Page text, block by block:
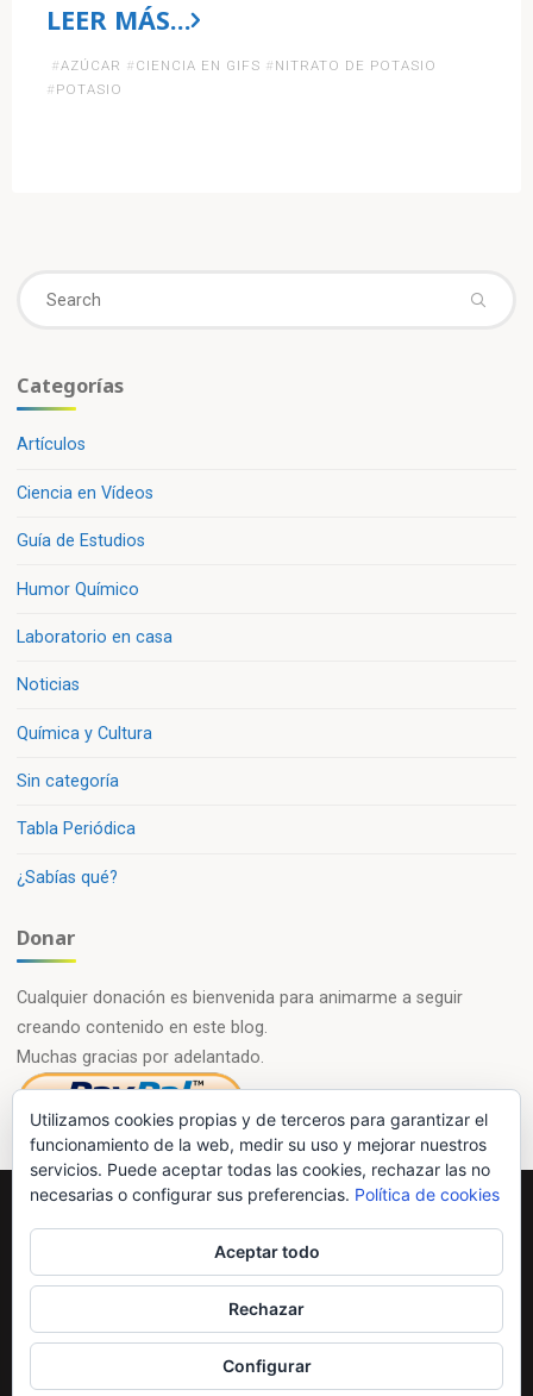
LEER MÁS…
«Bomba
y
#AZÚCAR # CIENCIA EN GIFS # NITRATO DE POTASIO
# POTASIO
Categorías
Artículos
Ciencia en Vídeos
Guía de Estudios
Humor Químico
Laboratorio en casa
Noticias
Química y Cultura
Sin categoría
Tabla Periódica
¿Sabías qué?
Donar
Cualquier donación es bienvenida para animarme a seguir
creando contenido en este blog.
Muchas gracias por adelantado.
©2026 Química en casa.com
Utilizamos cookies propias y de terceros para garantizar el
funcionamiento de la web, medir su uso y mejorar nuestros
servicios. Puede aceptar todas las cookies, rechazar las no
necesarias o configurar sus preferencias. Política de cookies
Aceptar todo
Rechazar
Configurar